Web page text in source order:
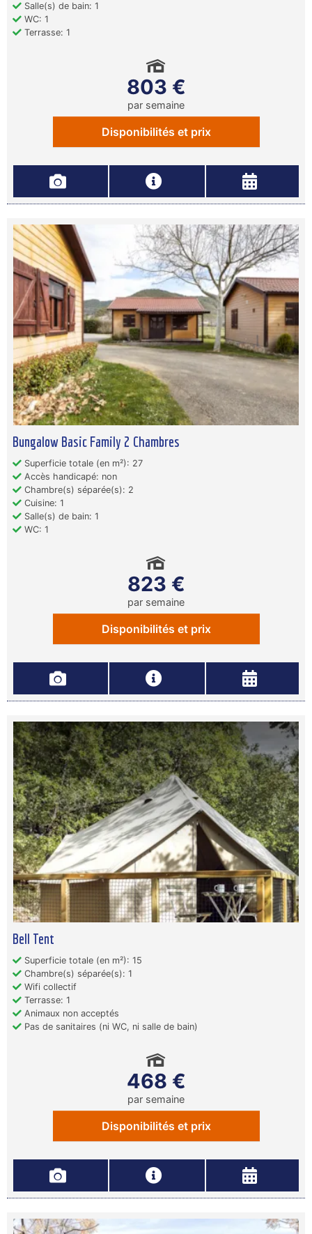
Salle(s) de bain: 1
WC: 1
Terrasse: 1
803 €
par semaine
Disponibilités et prix
Bungalow Basic Family 2 Chambres
Superficie totale (en m²): 27
Accès handicapé: non
Chambre(s) séparée(s): 2
Cuisine: 1
Salle(s) de bain: 1
WC: 1
823 €
par semaine
Disponibilités et prix
Bell Tent
Superficie totale (en m²): 15
Chambre(s) séparée(s): 1
Wifi collectif
Terrasse: 1
Animaux non acceptés
Pas de sanitaires (ni WC, ni salle de bain)
468 €
par semaine
Disponibilités et prix